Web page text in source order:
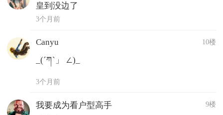
皇到没边了
3个月前
Canyu 10楼
_(´ཀ`」 ∠)_
3个月前
我要成为看户型高手 9楼